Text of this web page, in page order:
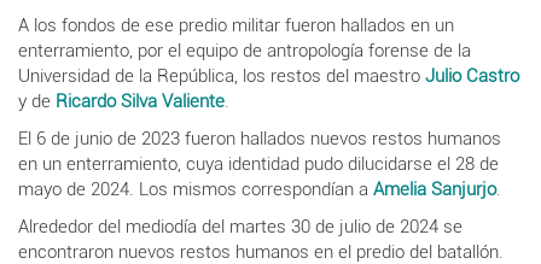
A los fondos de ese predio militar fueron hallados en un
enterramiento, por el equipo de antropología forense de la
Universidad de la República, los restos del maestro Julio Castro
y de Ricardo Silva Valiente.
El 6 de junio de 2023 fueron hallados nuevos restos humanos
en un enterramiento, cuya identidad pudo dilucidarse el 28 de
mayo de 2024. Los mismos correspondían a Amelia Sanjurjo.
Alrededor del mediodía del martes 30 de julio de 2024 se
encontraron nuevos restos humanos en el predio del batallón.